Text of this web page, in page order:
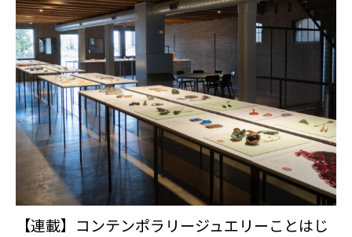
【連載】コンテンポラリージュエリーことはじ